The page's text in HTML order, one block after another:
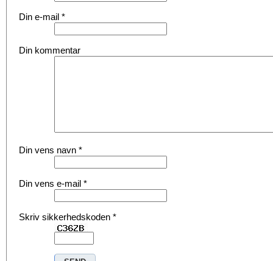
Din e-mail *
Din kommentar
Din vens navn *
Din vens e-mail *
Skriv sikkerhedskoden *